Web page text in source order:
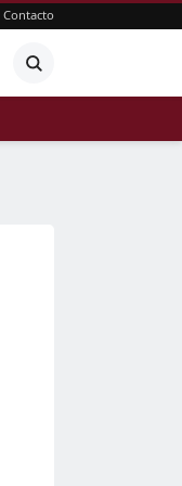
Contacto